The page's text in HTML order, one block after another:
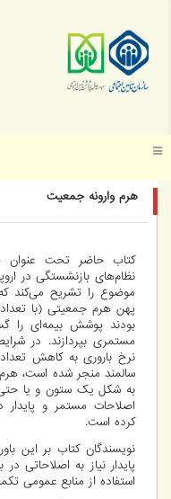
موسسه عالی پژوهش
هرم وارونه جمعیت
کتاب حاضر تحت عنوان
نظام‌های بازنشستگی در
موضوع را تشریح می‌کند که
پهن هرم جمعیتی (با تعداد
بودند پوشش بیمه‌ای را
مستمری بپردازند. در
نرخ باروری به کاهش
سالمند منجر شده است، هرم
به شکل یک ستون و یا حتی
اصلاحات مستمر و پایدار
کرده است.
نویسندگان کتاب بر این
پایدار نیاز به اصلاحاتی در
استفاده از منابع عمومی